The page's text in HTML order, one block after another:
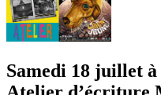
Samedi 18 juillet à